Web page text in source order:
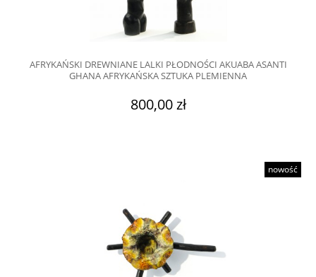
AFRYKAŃSKI DREWNIANE LALKI PŁODNOŚCI AKUABA ASANTI
GHANA AFRYKAŃSKA SZTUKA PLEMIENNA
800,00 zł
nowość